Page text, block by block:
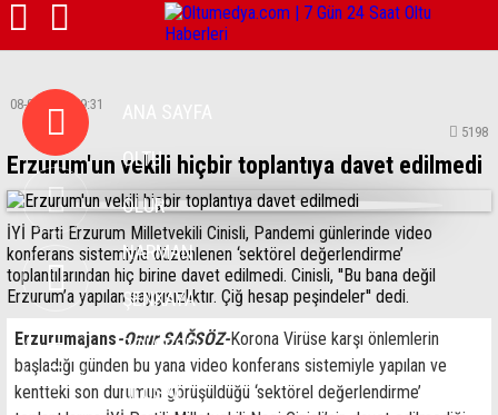
Haber Ara:
OLTU
OLUR
NARMAN
ŞENKAYA
BÖLGESEL
ULUSAL
08-05-2020 09:31
5198
Erzurum'un vekili hiçbir toplantıya davet edilmedi
İYİ Parti Erzurum Milletvekili Cinisli, Pandemi günlerinde video
konferans sistemiyle düzenlenen ‘sektörel değerlendirme’
toplantılarından hiç birine davet edilmedi. Cinisli, ''Bu bana değil
Erzurum’a yapılan saygısızlıktır. Çiğ hesap peşindeler'' dedi.
Erzurumajans-Onur SAĞSÖZ-Korona Virüse karşı önlemlerin
başladığı günden bu yana video konferans sistemiyle yapılan ve
kentteki son durumun görüşüldüğü ‘sektörel değerlendirme’